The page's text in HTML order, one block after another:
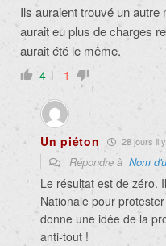
Ils auraient trouvé un
aurait eu plus de charges
aurait été le même.
4 -1
Un piéton 28 jours il
Répondre à Nom
Le résultat est de zéro.
Nationale pour
donne une idée de la
anti-tout !